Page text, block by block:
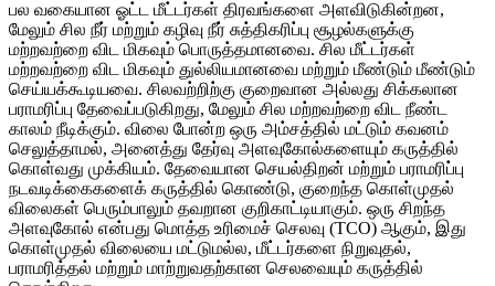
பல வகையான ஓட்ட மீட்டர்கள் திரவங்களை அளவிடுகின்றன,
மேலும் சில நீர் மற்றும் கழிவு நீர் சுத்திகரிப்பு சூழல்களுக்கு
மற்றவற்றை விட மிகவும் பொருத்தமானவை. சில மீட்டர்கள்
மற்றவற்றை விட மிகவும் துல்லியமானவை மற்றும் மீண்டும் மீண்டும்
செய்யக்கூடியவை. சிலவற்றிற்கு குறைவான அல்லது சிக்கலான
பராமரிப்பு தேவைப்படுகிறது, மேலும் சில மற்றவற்றை விட நீண்ட
காலம் நீடிக்கும். விலை போன்ற ஒரு அம்சத்தில் மட்டும் கவனம்
செலுத்தாமல், அனைத்து தேர்வு அளவுகோல்களையும் கருத்தில்
கொள்வது முக்கியம். தேவையான செயல்திறன் மற்றும் பராமரிப்பு
நடவடிக்கைகளைக் கருத்தில் கொண்டு, குறைந்த கொள்முதல்
விலைகள் பெரும்பாலும் தவறான குறிகாட்டியாகும். ஒரு சிறந்த
அளவுகோல் என்பது மொத்த உரிமைச் செலவு (TCO) ஆகும், இது
கொள்முதல் விலையை மட்டுமல்ல, மீட்டர்களை நிறுவுதல்,
பராமரித்தல் மற்றும் மாற்றுவதற்கான செலவையும் கருத்தில்